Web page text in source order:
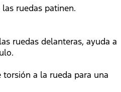
ruedas patinen.
ruedas delanteras, ayuda a
torsión a la rueda para una